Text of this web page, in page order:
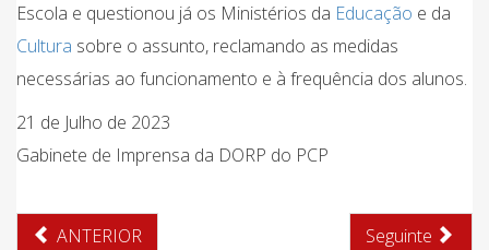
Escola e questionou já os Ministérios da Educação e da
Cultura sobre o assunto, reclamando as medidas
necessárias ao funcionamento e à frequência dos alunos.
21 de Julho de 2023
Gabinete de Imprensa da DORP do PCP
ANTERIOR Seguinte